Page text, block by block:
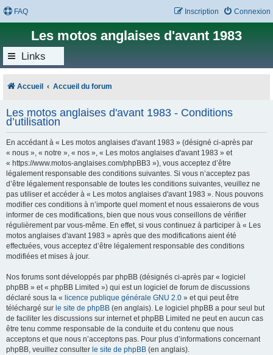
FAQ Connexion
Inscription
Les motos anglaises d'avant 1983
Links
Accueil Accueil du forum
Les motos anglaises d'avant 1983 - Conditions
d’utilisation
En accédant à « Les motos anglaises d'avant 1983 » (désigné ci-après par
« nous », « notre », « nos », « Les motos anglaises d'avant 1983 » et
« https://www.motos-anglaises.com/phpBB3 »), vous acceptez d’être
légalement responsable des conditions suivantes. Si vous n’acceptez pas
d’être légalement responsable de toutes les conditions suivantes, veuillez ne
pas utiliser et accéder à « Les motos anglaises d'avant 1983 ». Nous pouvons
modifier ces conditions à n’importe quel moment et nous essaierons de vous
informer de ces modifications, bien que nous vous conseillons de vérifier
régulièrement par vous-même. En effet, si vous continuez à participer à « Les
motos anglaises d'avant 1983 » après que des modifications aient été
effectuées, vous acceptez d’être légalement responsable des conditions
modifiées et mises à jour.
Nos forums sont développés par phpBB (désignés ci-après par « logiciel
phpBB » et « phpBB Limited ») qui est un logiciel de forum de discussions
déclaré sous la « licence publique générale GNU 2.0 » et qui peut être
téléchargé sur le site de phpBB (en anglais). Le logiciel phpBB a pour seul but
de faciliter les discussions sur internet et phpBB Limited ne peut en aucun cas
être tenu comme responsable de la conduite et du contenu que nous
acceptons et que nous n’acceptons pas. Pour plus d’informations concernant
phpBB, veuillez consulter le site de phpBB (en anglais).